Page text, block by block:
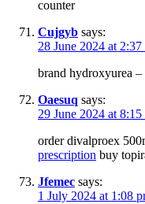
counter
Cujgyb says:
28 June 2024 at 2:37
brand hydroxyurea –
Oaesuq says:
29 June 2024 at 8:15
order divalproex
prescription buy
Jfemec says:
1 July 2024 at 1:08